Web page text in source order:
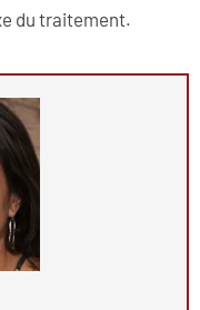
du traitement.